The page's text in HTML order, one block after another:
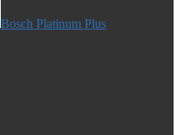
Bosch Platinum Plus